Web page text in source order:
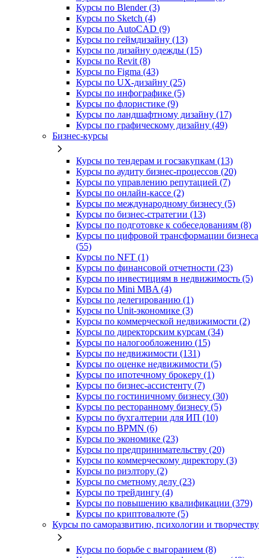
Курсы по Blender (3)
Курсы по Sketch (4)
Курсы по AutoCAD (9)
Курсы по геймдизайну (13)
Курсы по дизайну одежды (15)
Курсы по Revit (8)
Курсы по Figma (43)
Курсы по UX‑дизайну (25)
Курсы по инфографике (5)
Курсы по флористике (9)
Курсы по ландшафтному дизайну (17)
Курсы по графическому дизайну (49)
Бизнес-курсы
Курсы по тендерам и госзакупкам (13)
Курсы по аудиту бизнес-процессов (20)
Курсы по управлению репутацией (7)
Курсы по онлайн-кассе (2)
Курсы по международному бизнесу (5)
Курсы по бизнес-стратегии (13)
Курсы по подготовке к собеседованиям (8)
Курсы по цифровой трансформации бизнеса
(55)
Курсы по NFT (1)
Курсы по финансовой отчетности (23)
Курсы по инвестициям в недвижимость (5)
Курсы по Mini MBA (4)
Курсы по делегированию (1)
Курсы по Unit-экономике (3)
Курсы по коммерческой недвижимости (2)
Курсы по директорским курсам (34)
Курсы по налогообложению (15)
Курсы по недвижимости (131)
Курсы по оценке недвижимости (5)
Курсы по ипотечному брокеру (1)
Курсы по бизнес-ассистенту (7)
Курсы по гостиничному бизнесу (30)
Курсы по ресторанному бизнесу (5)
Курсы по бухгалтерии для ИП (10)
Курсы по BPMN (6)
Курсы по экономике (23)
Курсы по предпринимательству (20)
Курсы по коммерческому директору (3)
Курсы по риэлтору (2)
Курсы по сметному делу (23)
Курсы по трейдингу (4)
Курсы по повышению квалификации (379)
Курсы по криптовалюте (5)
Курсы по саморазвитию, психологии и творчеству
Курсы по борьбе с выгоранием (8)